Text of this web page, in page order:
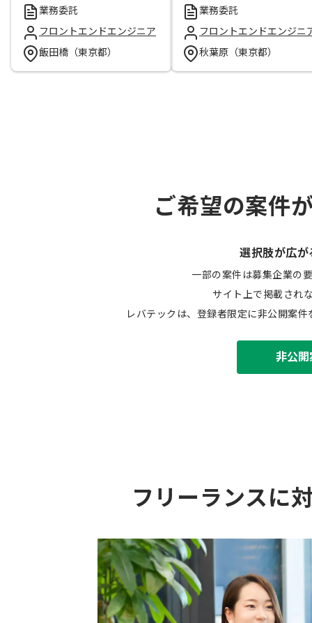
業務委託
フロントエンドエンジニア
飯田橋（東京都）
業務委託
フロントエンドエンジニ
秋葉原（東京都）
ご希望の案件
選択肢が広が
一部の案件は募集企業の
サイト上で掲載され
レバテックは、登録者限定に非公開案
非公
フリーランスに